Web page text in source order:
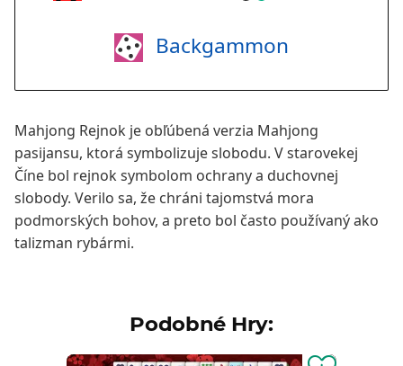
Backgammon
Mahjong Rejnok je obľúbená verzia Mahjong
pasijansu, ktorá symbolizuje slobodu. V starovekej
Číne bol rejnok symbolom ochrany a duchovnej
slobody. Verilo sa, že chráni tajomstvá mora
podmorských bohov, a preto bol často používaný ako
talizman rybármi.
Podobné Hry: